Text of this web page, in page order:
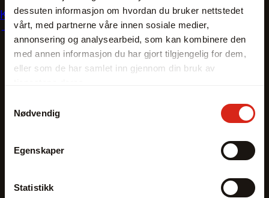
dessuten informasjon om hvordan du bruker nettstedet
vårt, med partnerne våre innen sosiale medier,
annonsering og analysearbeid, som kan kombinere den
med annen informasjon du har gjort tilgjengelig for dem,
eller som de har samlet inn gjennom din bruk av
Nødvendig
Egenskaper
Statistikk
Kontakt oss